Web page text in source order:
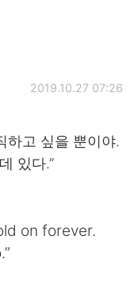
2019.10.27 07:26
하고 싶을 뿐이야.
있다.”
on forever.